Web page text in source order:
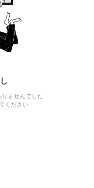
ませんでした
ください